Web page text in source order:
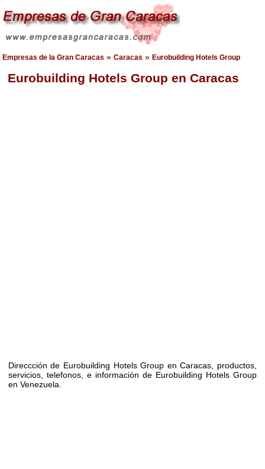
Empresas de la Gran Caracas » Caracas » Eurobuilding Hotels Group
Eurobuilding Hotels Group en Caracas
Direccción de Eurobuilding Hotels Group en Caracas, productos,
servicios, telefonos, e información de Eurobuilding Hotels Group
en Venezuela.